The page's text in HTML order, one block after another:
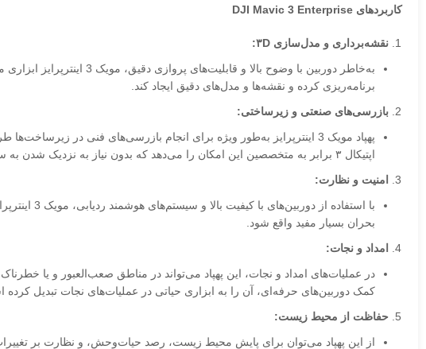
کاربردهای DJI Mavic 3 Enterprise
نقشه‌برداری و مدل‌سازی ۳D:
به‌خاطر دوربین با وضوح
برنامه‌ریزی کرده و نقشه‌ها و مدل‌های دقیق ایجاد کند.
بازرسی‌های صنعتی و زیرساختی:
پهپاد مویک 3 اینترپرایز به‌طور ویژه برای انجام بازرسی‌های فنی
اپتیکال ۳ برابر به متخصصین این امکان را می‌دهد که بدون نیاز به نزدیک شدن به سازه‌ها، از جزئیات دقیق بازرسی کنند.
امنیت و نظارت:
با
بحران بسیار مفید واقع شود.
امداد و نجات:
در عملیات‌های امداد و نجات، این پهپاد می‌تواند در مناطق صعب‌العبور و یا
کمک دوربین‌های حرفه‌ای، آن را به ابزاری حیاتی در عملیات‌های نجات تبدیل کرده
حفاظت از محیط زیست:
از این پهپاد می‌توان برای پایش محیط زیست، رصد حیات‌وحش، و نظارت بر